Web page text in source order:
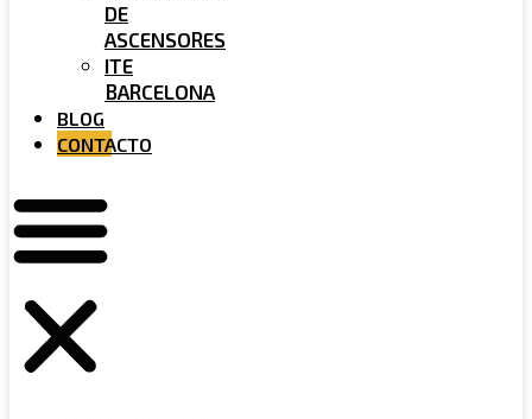
DE
ASCENSORES
ITE
BARCELONA
BLOG
CONTACTO